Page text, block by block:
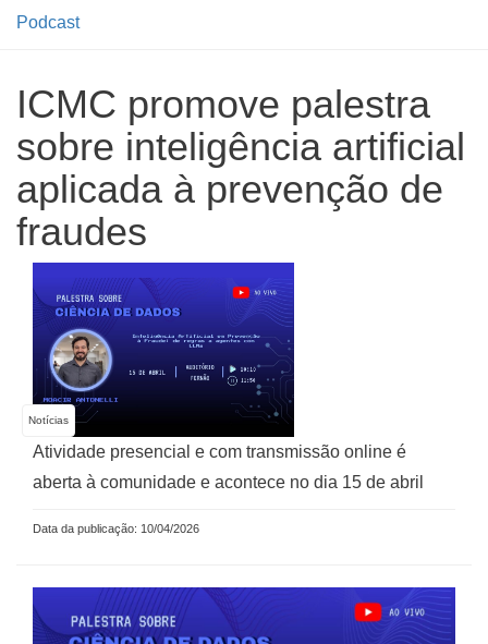
Podcast
ICMC promove palestra
sobre inteligência artificial
aplicada à prevenção de
fraudes
Notícias
Atividade presencial e com transmissão online é
aberta à comunidade e acontece no dia 15 de abril
Data da publicação: 10/04/2026